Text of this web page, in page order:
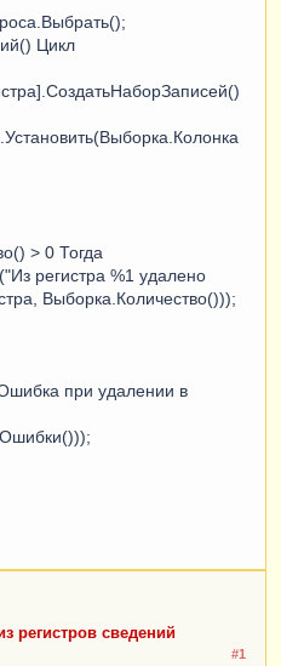
Цикл
> 0 Тогда
регистра %1 удалено
Выборка.Количество()));
при удалении в
регистров сведений
#1